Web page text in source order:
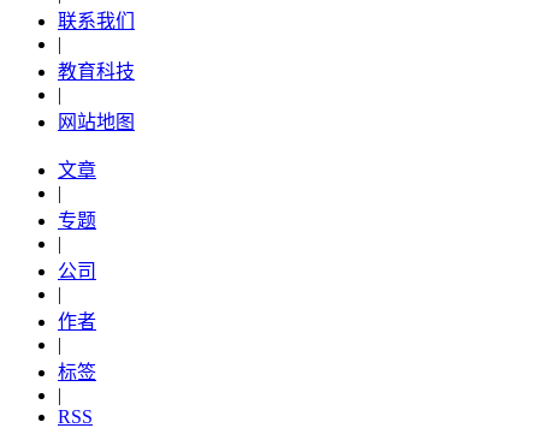
联系我们
|
教育科技
|
网站地图
文章
|
专题
|
公司
|
作者
|
标签
|
RSS